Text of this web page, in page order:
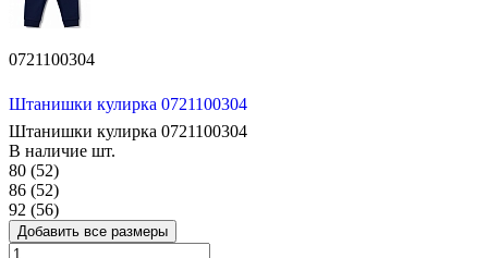
0721100304
Штанишки кулирка 0721100304
Штанишки кулирка 0721100304
В наличие шт.
80 (52)
86 (52)
92 (56)
Добавить все размеры